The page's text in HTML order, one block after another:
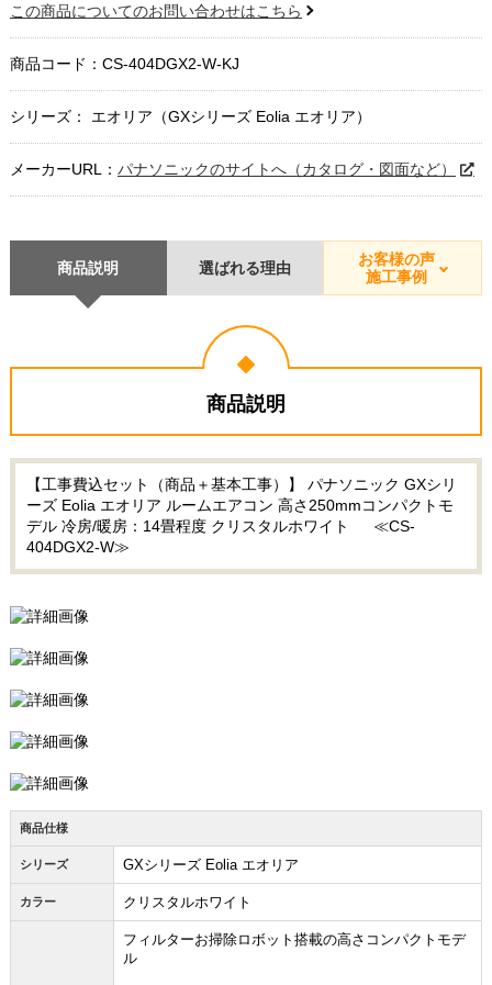
この商品についてのお問い合わせはこちら
商品コード： CS-404DGX2-W-KJ
シリーズ： エオリア（GXシリーズ Eolia エオリア）
メーカーURL： パナソニックのサイトへ（カタログ・図面など）
商品説明 選ばれる理由
お客様の声
施工事例
商品説明
【工事費込セット（商品＋基本工事）】 パナソニック GXシリ
ーズ Eolia エオリア ルームエアコン 高さ250mmコンパクトモ
デル 冷房/暖房：14畳程度 クリスタルホワイト ≪CS-
404DGX2-W≫
商品仕様
シリーズ GXシリーズ Eolia エオリア
カラー クリスタルホワイト
フィルターお掃除ロボット搭載の高さコンパクトモデ
ル